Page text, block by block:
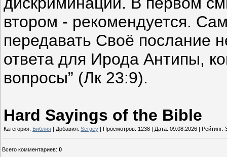
втором - рекомендуется.
передавать Своё послание
ответа для Ирода Антипы,
вопросы” (Лк 23:9).
Hard Sayings of the Bible
Категория: Библия | Добавил: Sergey | Просмотров: 1238 | Дата: 09.08.2026 | Рейтинг:
Всего комментариев: 0